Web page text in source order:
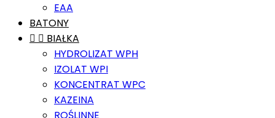
EAA
BATONY
  BIAŁKA
HYDROLIZAT WPH
IZOLAT WPI
KONCENTRAT WPC
KAZEINA